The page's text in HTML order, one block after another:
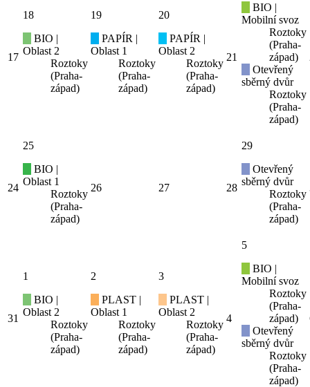
17
18
BIO |
Oblast 2
Roztoky
(Praha-
západ)
19
PAPÍR |
Oblast 1
Roztoky
(Praha-
západ)
20
PAPÍR |
Oblast 2
Roztoky
(Praha-
západ)
21
BIO |
Mobilní svoz
Roztoky
(Praha-
západ)
Otevřený
sběrný dvůr
Roztoky
(Praha-
západ)
24
25
BIO |
Oblast 1
Roztoky
(Praha-
západ)
26 27 28
29
Otevřený
sběrný dvůr
Roztoky
(Praha-
západ)
31
1
BIO |
Oblast 2
Roztoky
(Praha-
západ)
2
PLAST |
Oblast 1
Roztoky
(Praha-
západ)
3
PLAST |
Oblast 2
Roztoky
(Praha-
západ)
4
5
BIO |
Mobilní svoz
Roztoky
(Praha-
západ)
Otevřený
sběrný dvůr
Roztoky
(Praha-
západ)